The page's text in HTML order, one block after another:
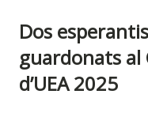
Dos
guardonats al
d’UEA 2025